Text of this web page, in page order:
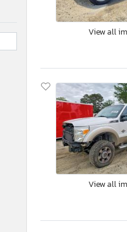
View all
View all